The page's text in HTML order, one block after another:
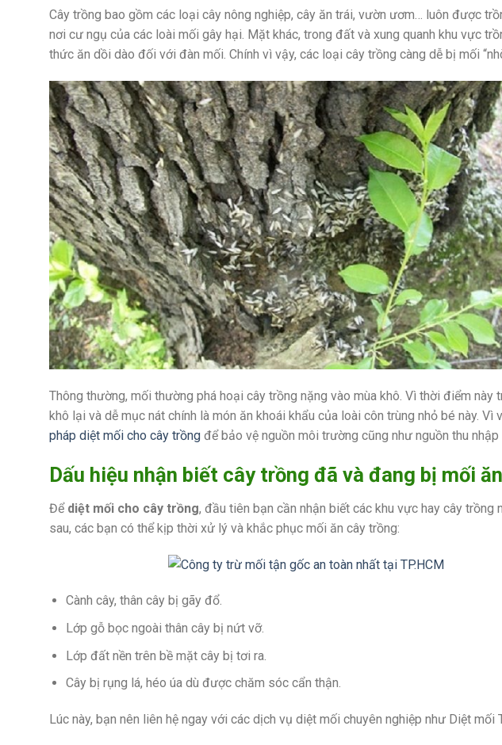
Cây trồng bao gồm các loại cây nông nghiệp, cây ăn trái, vườn ươm… luôn được
nơi cư ngụ của các loài mối gây hại. Mặt khác, trong đất và xung quanh khu vực
thức ăn dồi dào đối với đàn mối. Chính vì vậy, các loại cây trồng càng dễ bị mối
Thông thường, mối thường phá hoại cây trồng nặng vào mùa khô. Vì thời điểm
khô lại và dễ mục nát chính là món ăn khoái khẩu của loài côn trùng nhỏ bé này. Vì
pháp diệt mối cho cây trồng để bảo vệ nguồn môi trường cũng như nguồn thu
Dấu hiệu nhận biết cây trồng đã và đang bị mối ăn
Để diệt mối cho cây trồng, đầu tiên bạn cần nhận biết các khu vực hay cây
sau, các bạn có thể kịp thời xử lý và khắc phục mối ăn cây trồng:
Cành cây, thân cây bị gãy đổ.
Lớp gỗ bọc ngoài thân cây bị nứt vỡ.
Lớp đất nền trên bề mặt cây bị tơi ra.
Cây bị rụng lá, héo úa dù được chăm sóc cẩn thận.
Lúc này, bạn nên liên hệ ngay với các dịch vụ diệt mối chuyên nghiệp như Diệt mối